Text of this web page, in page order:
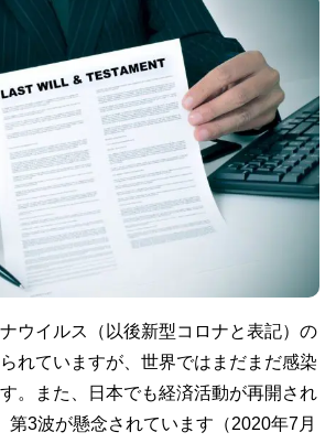
ウイルス（以後新型コロナと表記）の
れていますが、世界ではまだまだ感染
。また、日本でも経済活動が再開され
第3波が懸念されています（2020年7月